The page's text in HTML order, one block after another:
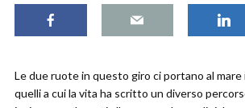
Le due ruote in questo giro ci portano al mare
quelli a cui la vita ha scritto un diverso